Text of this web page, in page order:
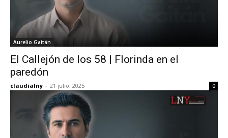
Aurelio Gaitán
El Callejón de los 58 | Florinda en el
paredón
claudialny - 21 julio, 2025 0